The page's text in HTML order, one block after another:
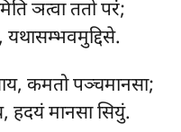
ञत्वा ततो परं;
यथासम्भवमुद्दिसे.
कमतो पञ्चमानसा;
हदयं मानसा सियुं.